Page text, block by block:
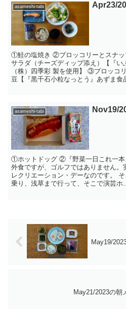
asameshi-tabi Apr23/
①鮭の塩焼き ②ブロッコリーとスナッ
サラダ（チーズディップ添え）【『い
（株）四季彩 製を使用】 ③ブロッコ
豆【『黒千石小粒なっとう』あずま食
asameshi-tabi Nov19/
①ホットドッグ ②『野菜一日これ一本
外食ですが、ゴルフではありません
レクリエーション・デーなのです。
乗り、浅草まで行って、そこで演芸ホ
May19/
May21/2023の朝